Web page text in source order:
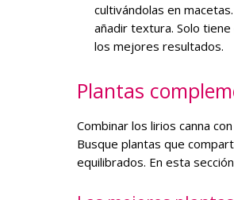
cultivándolas en
añadir textura. Solo
los mejores resultados.
Plantas
Combinar los lirios canna
Busque plantas que
equilibrados. En esta